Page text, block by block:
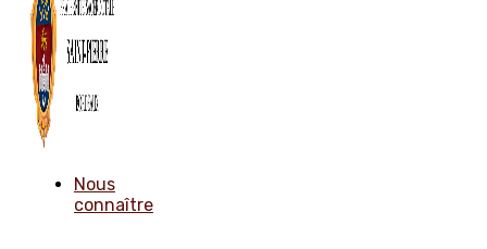
Nous
connaître